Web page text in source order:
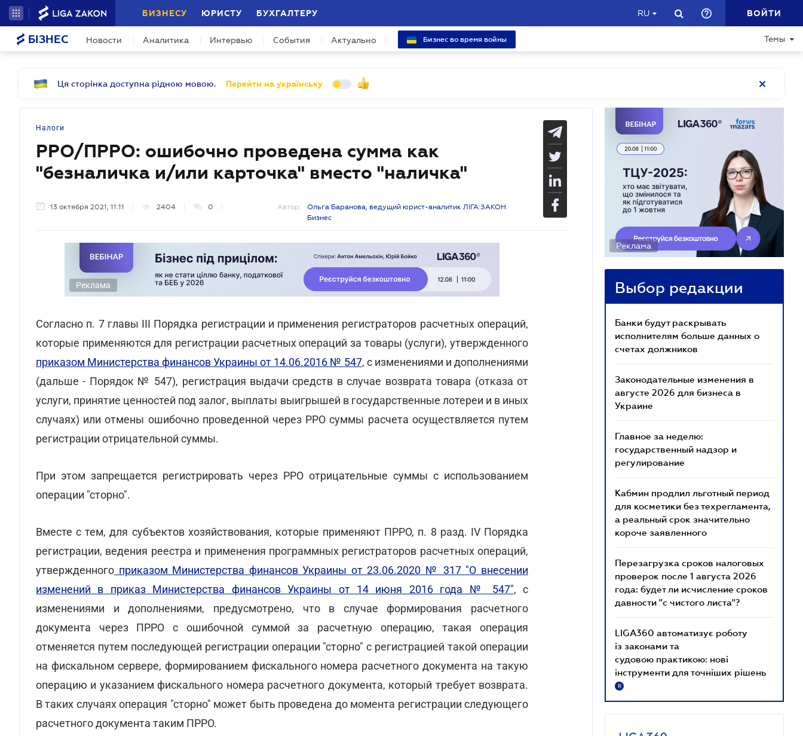
БИЗНЕСУ ЮРИСТУ БУХГАЛТЕРУ RU ВОЙТИ
БІЗНЕС Новости Аналитика Интервью События Актуально Бизнес во время войны Темы
Ця сторінка доступна рідною мовою. Перейти на українську
Налоги
РРО/ПРРО: ошибочно проведена сумма как
"безналичка и/или карточка" вместо "наличка"
13 октября 2021, 11:11 2404 0 Автор:
Ольга Баранова, ведущий юрист-аналитик ЛІГА:ЗАКОН
Бизнес
Реклама
Согласно п. 7 главы III Порядка регистрации и применения регистраторов расчетных операций,
которые применяются для регистрации расчетных операций за товары (услуги), утвержденного
приказом Министерства финансов Украины от 14.06.2016 № 547, с изменениями и дополнениями
(дальше - Порядок № 547), регистрация выдачи средств в случае возврата товара (отказа от
услуги, принятие ценностей под залог, выплаты выигрышей в государственные лотереи и в иных
случаях) или отмены ошибочно проведенной через РРО суммы расчета осуществляется путем
регистрации отрицательной суммы.
При этом запрещается регистрировать через РРО отрицательные суммы с использованием
операции "сторно".
Вместе с тем, для субъектов хозяйствования, которые применяют ПРРО, п. 8 разд. IV Порядка
регистрации, ведения реестра и применения программных регистраторов расчетных операций,
утвержденного приказом Министерства финансов Украины от 23.06.2020 № 317 "О внесении
изменений в приказ Министерства финансов Украины от 14 июня 2016 года № 547", с
изменениями и дополнениями, предусмотрено, что в случае формирования расчетного
документа через ПРРО с ошибочной суммой за расчетную операцию, такая операция
отменяется путем последующей регистрации операции "сторно" с регистрацией такой операции
на фискальном сервере, формированием фискального номера расчетного документа на такую
операцию и указанием фискального номера расчетного документа, который требует возврата.
В таких случаях операция "сторно" может быть проведена до момента регистрации следующего
расчетного документа таким ПРРО.
Реклама
Выбор редакции
Банки будут раскрывать
исполнителям больше данных о
счетах должников
Законодательные изменения в
августе 2026 для бизнеса в
Украине
Главное за неделю:
государственный надзор и
регулирование
Кабмин продлил льготный период
для косметики без техрегламента,
а реальный срок значительно
короче заявленного
Перезагрузка сроков налоговых
проверок после 1 августа 2026
года: будет ли исчисление сроков
давности "с чистого листа"?
LIGA360 автоматизує роботу
із законами та
судовою практикою: нові
інструменти для точніших рішень
R